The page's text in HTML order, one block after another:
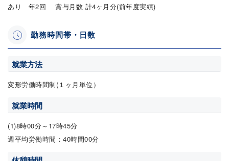
あり 年2回 賞与月数 計4ヶ月分(前年度実績)
勤務時間帯・日数
就業方法
変形労働時間制(１ヶ月単位）
就業時間
(1)8時00分～17時45分
週平均労働時間：40時間00分